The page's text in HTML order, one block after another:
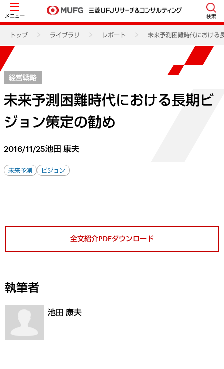
メニュー 検索
トップ ライブラリ レポート 未来予測困難時代における
経営戦略
未来予測困難時代における長期ビ
ジョン策定の勧め
2016/11/25池田 康夫
未来予測 ビジョン
全文紹介PDFダウンロード
執筆者
池田 康夫